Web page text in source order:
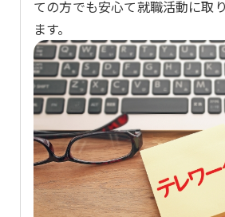
ての方でも安心て就職活動に取
ます。